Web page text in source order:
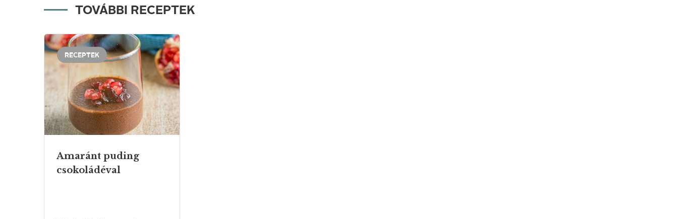
TOVÁBBI RECEPTEK
RECEPTEK
Amaránt puding
csokoládéval